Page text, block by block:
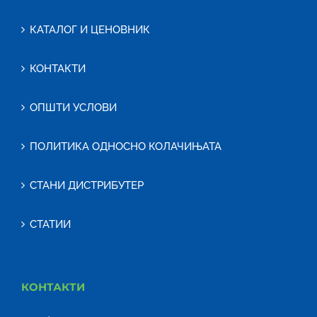
КАТАЛОГ И ЦЕНОВНИК
КОНТАКТИ
ОПШТИ УСЛОВИ
ПОЛИТИКА ОДНОСНО КОЛАЧИЊАТА
СТАНИ ДИСТРИБУТЕР
СТАТИИ
КОНТАКТИ